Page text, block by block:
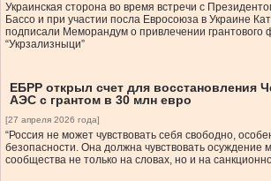
Украинская сторона во время встречи с
Бассо и при участии посла Евросоюза в Украине
подписали Меморандум о привлечении грантового
“Укрзализныци”
ЕБРР открыл счет для восстановления
АЭС с грантом в 30 млн евро
[27 апреля 2026 года]
“Россия не может чувствовать себя свободно,
безопасности. Она должна чувствовать осуждение
сообщества не только на словах, но и на